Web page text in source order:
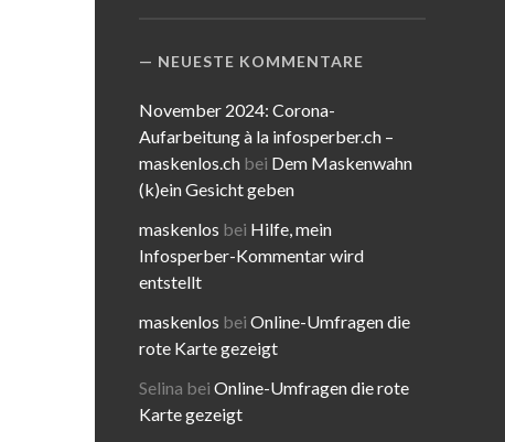
NEUESTE KOMMENTARE
November 2024: Corona-
Aufarbeitung à la infosperber.ch –
maskenlos.ch bei Dem Maskenwahn
(k)ein Gesicht geben
maskenlos bei Hilfe, mein
Infosperber-Kommentar wird
entstellt
maskenlos beiOnline-Umfragen die
rote Karte gezeigt
Selina beiOnline-Umfragen die rote
Karte gezeigt